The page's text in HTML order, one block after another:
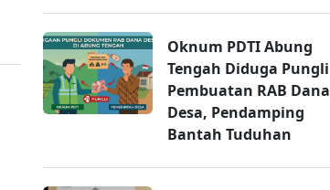
Oknum PDTI Abung
Tengah Diduga Pungli
Pembuatan RAB Dana
Desa, Pendamping
Bantah Tuduhan